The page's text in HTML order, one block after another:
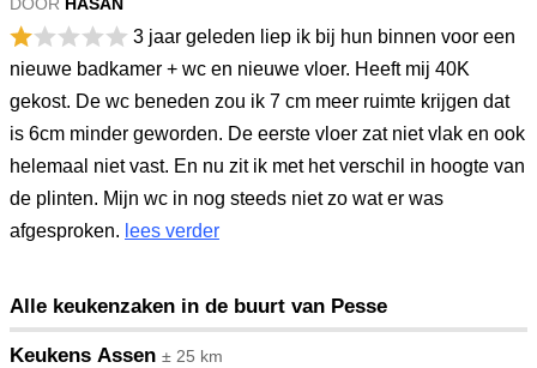
3 jaar geleden liep ik bij hun binnen voor een
nieuwe badkamer + wc en nieuwe vloer. Heeft mij 40K
gekost. De wc beneden zou ik 7 cm meer ruimte krijgen dat
is 6cm minder geworden. De eerste vloer zat niet vlak en ook
helemaal niet vast. En nu zit ik met het verschil in hoogte van
de plinten. Mijn wc in nog steeds niet zo wat er was
afgesproken. lees verder
Alle keukenzaken in de buurt van Pesse
Keukens Assen ± 25 km